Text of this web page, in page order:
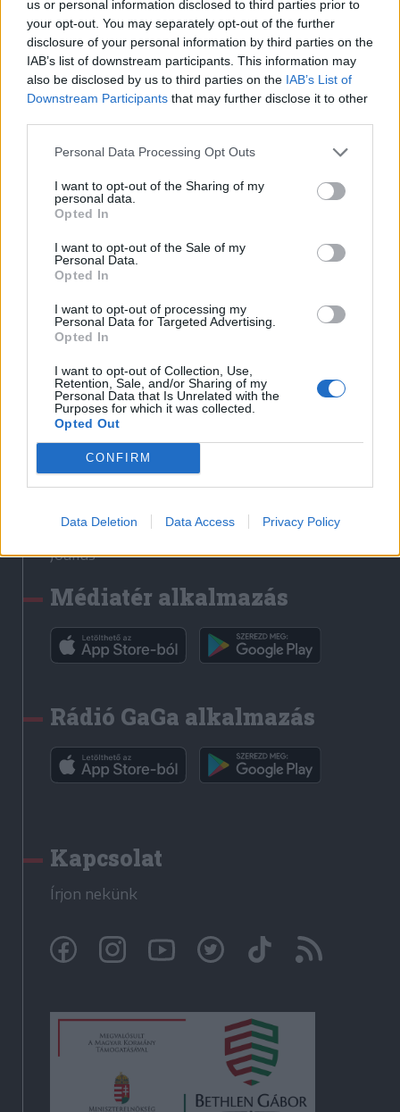
us or personal information disclosed to third parties prior to
your opt-out. You may separately opt-out of the further
disclosure of your personal information by third parties on the
IAB’s list of downstream participants. This information may
also be disclosed by us to third parties on the IAB’s List of
Downstream Participants that may further disclose it to other
Personal Data Processing Opt Outs
I want to opt-out of the Sharing of my
personal data.
Opted In
I want to opt-out of the Sale of my
Personal Data.
Opted In
I want to opt-out of processing my
Personal Data for Targeted Advertising.
Opted In
I want to opt-out of Collection, Use,
Retention, Sale, and/or Sharing of my
Personal Data that Is Unrelated with the
Purposes for which it was collected.
Opted Out
CONFIRM
Data Deletion Data Access Privacy Policy
Szerzői jogok
Adatvédelmi tájékoztató
Cookie-kezelési tájékoztató
Hozzászólási szabályzat
Nyomtatott lapjaink archívuma
Székely Hírmondó archívuma
Sütibeállítások
Médiatér
Liget
Krónika
Bihari Napló
Erdélyi Napló
Főtér
Rádió GaGa
Jóállás
Médiatér alkalmazás
Rádió GaGa alkalmazás
Kapcsolat
Írjon nekünk